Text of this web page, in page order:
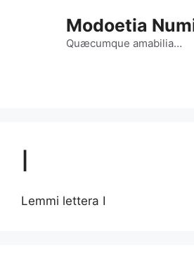
Modoetia
Quæcumque amabilia…
I
Lemmi lettera I